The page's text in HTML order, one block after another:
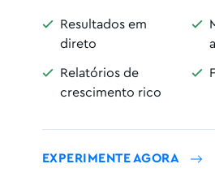

Resultados em
direto

Relatórios de
crescimento rico


EXPERIMENTE AGORA